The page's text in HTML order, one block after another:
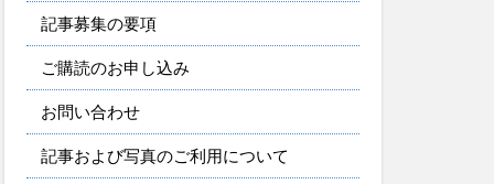
記事募集の要項
ご購読のお申し込み
お問い合わせ
記事および写真のご利用について